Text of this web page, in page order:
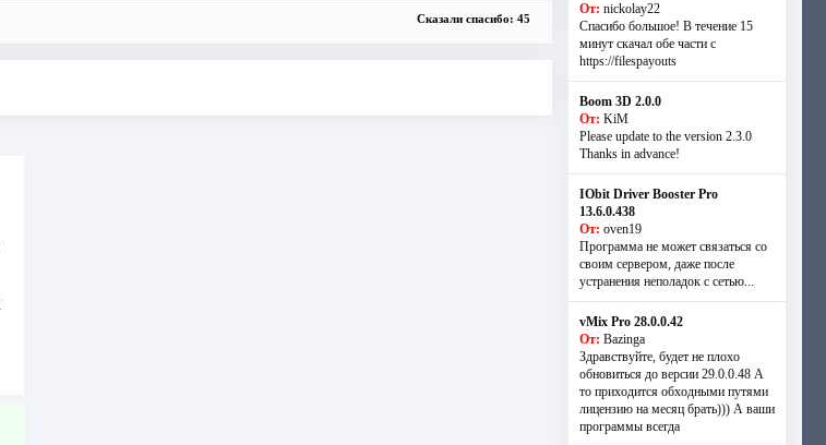
Сказали спасибо: 45
От: nickolay22
Спасибо большое! В течение 15
минут скачал обе части с
https://filespayouts
Boom 3D 2.0.0
От: KiM
Please update to the version 2.3.0
Thanks in advance!
IObit Driver Booster Pro
13.6.0.438
От: oven19
Программа не может связаться со
своим сервером, даже после
устранения неполадок с сетью...
vMix Pro 28.0.0.42
От: Bazinga
Здравствуйте, будет не плохо
обновиться до версии 29.0.0.48 А
то приходится обходными путями
лицензию на месяц брать))) А ваши
программы всегда